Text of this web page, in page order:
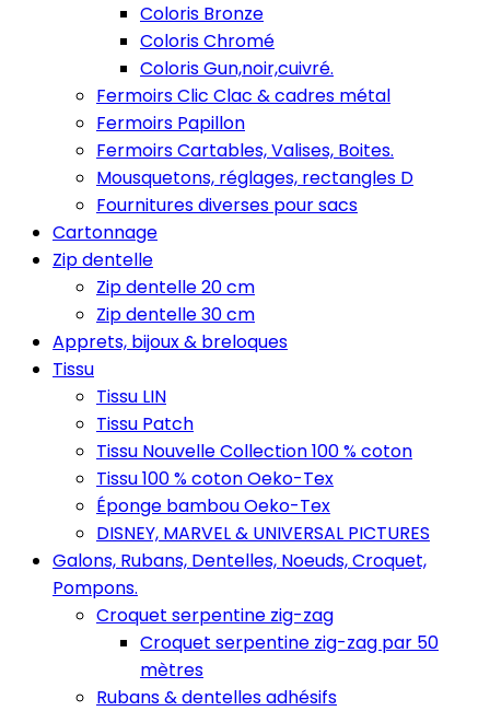
Coloris Bronze
Coloris Chromé
Coloris Gun,noir,cuivré.
Fermoirs Clic Clac & cadres métal
Fermoirs Papillon
Fermoirs Cartables, Valises, Boites.
Mousquetons, réglages, rectangles D
Fournitures diverses pour sacs
Cartonnage
Zip dentelle
Zip dentelle 20 cm
Zip dentelle 30 cm
Apprets, bijoux & breloques
Tissu
Tissu LIN
Tissu Patch
Tissu Nouvelle Collection 100 % coton
Tissu 100 % coton Oeko-Tex
Éponge bambou Oeko-Tex
DISNEY, MARVEL & UNIVERSAL PICTURES
Galons, Rubans, Dentelles, Noeuds, Croquet,
Pompons.
Croquet serpentine zig-zag
Croquet serpentine zig-zag par 50
mètres
Rubans & dentelles adhésifs